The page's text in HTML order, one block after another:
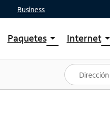
Business
Paquetesarrow_drop_down
Ver paquetes
Spectrum One
Mejores ofertas
Internetarrow_drop_down
Planes